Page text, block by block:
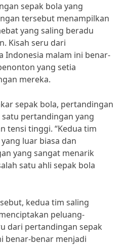
sepak bola yang
tersebut menampilkan
yang saling beradu
Kisah seru dari
Indonesia malam ini benar-
yang setia
mereka.
sepak bola, pertandingan
pertandingan yang
tensi tinggi. “Kedua tim
luar biasa dan
yang sangat menarik
satu ahli sepak bola
kedua tim saling
peluang-
dari pertandingan sepak
benar-benar menjadi